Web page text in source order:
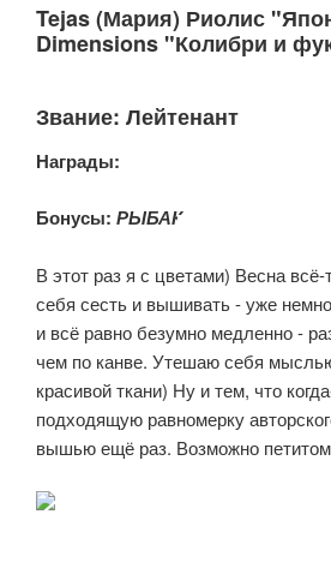
Tejas (Мария) Риолис
Dimensions "Колибри и
Звание: Лейтенант
Награды:
Бонусы: РЫБАК
В этот раз я с цветами) Весна всё-
себя сесть и вышивать - уже
и всё равно безумно медленно -
чем по канве. Утешаю себя
красивой ткани) Ну и тем, что
подходящую равномерку
вышью ещё раз. Возможно